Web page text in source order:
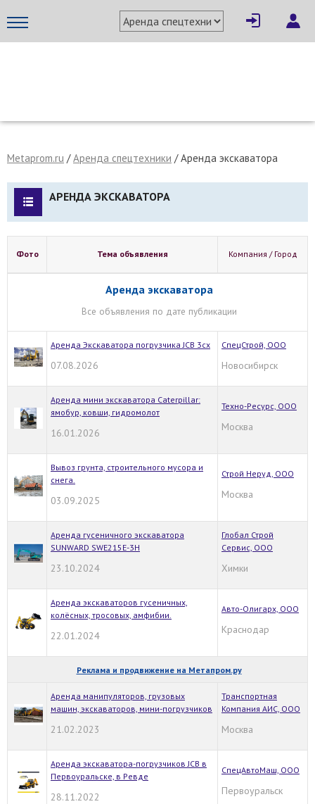
Metaprom.ru /Аренда спецтехники /Аренда экскаватора
АРЕНДА ЭКСКАВАТОРА
Фото Тема объявления Компания / Город
Аренда экскаватора
Все объявления по дате публикации
Аренда Экскаватора погрузчика JCB 3cx
07.08.2026
СпецСтрой, ООО
Новосибирск
Аренда мини экскаватора Caterpillar:
ямобур, ковши, гидромолот
16.01.2026
Техно-Ресурс, ООО
Москва
Вывоз грунта, строительного мусора и
снега.
03.09.2025
Строй Неруд, ООО
Москва
Аренда гусеничного экскаватора
SUNWARD SWE215E-3H
23.10.2024
Глобал Строй
Сервис, ООО
Химки
Аренда экскаваторов гусеничных,
колёсных, тросовых, амфибии.
22.01.2024
Авто-Олигарх, ООО
Краснодар
Реклама и продвижение на Метапром.ру
Аренда манипуляторов, грузовых
машин, экскаваторов, мини-погрузчиков
21.02.2023
Транспортная
Компания АИС, ООО
Москва
Аренда экскаватора-погрузчиков JCB в
Первоуральске, в Ревде
28.11.2022
СпецАвтоМаш, ООО
Первоуральск